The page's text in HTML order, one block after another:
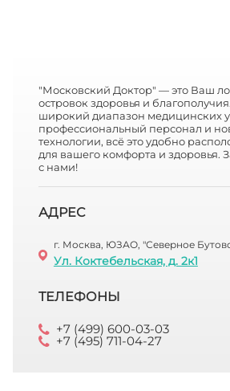
"Московский Доктор" — это Ваш
островок здоровья и
широкий диапазон медицинских
профессиональный персонал и
технологии, всё это удобно
для вашего комфорта и здоровья.
с нами!
АДРЕС
г. Москва, ЮЗАО, "Северное
Ул. Коктебельская, д. 2к1
ТЕЛЕФОНЫ
+7 (499) 600-03-03
+7 (495) 711-04-27